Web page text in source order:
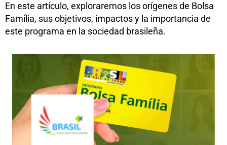
En este artículo, exploraremos los orígenes de Bolsa
Família, sus objetivos, impactos y la importancia de
este programa en la sociedad brasileña.